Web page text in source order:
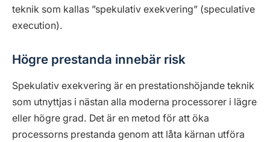
teknik som kallas ”spekulativ exekvering” (speculative
execution).
Högre prestanda innebär risk
Spekulativ exekvering är en prestationshöjande teknik
som utnyttjas i nästan alla moderna processorer i lägre
eller högre grad. Det är en metod för att öka
processorns prestanda genom att låta kärnan utföra